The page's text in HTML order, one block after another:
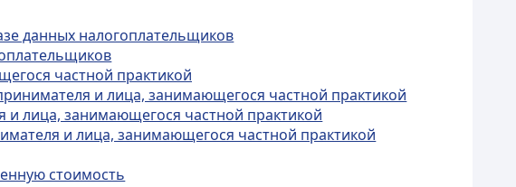
данных налогоплательщиков
частной практикой
и лица, занимающегося частной практикой
и лица, занимающегося частной практикой
и лица, занимающегося частной практикой
стоимость